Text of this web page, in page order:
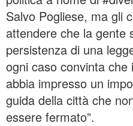
Salvo Pogliese, ma gli
attendere che la gente
persistenza di una
ogni caso convinta che
abbia impresso un
guida della città che
essere fermato”.